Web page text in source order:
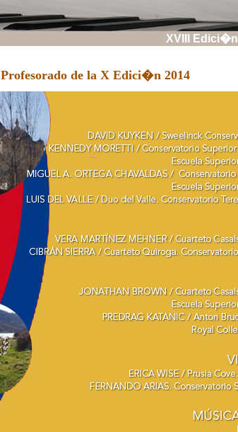
XVIII Edici�n
Profesorado de la X Edici�n 2014